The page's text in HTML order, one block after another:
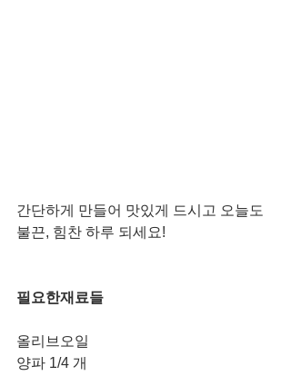
간단하게 만들어 맛있게 드시고 오늘도
불끈, 힘찬 하루 되세요!
필요한재료들
올리브오일
양파 1/4 개